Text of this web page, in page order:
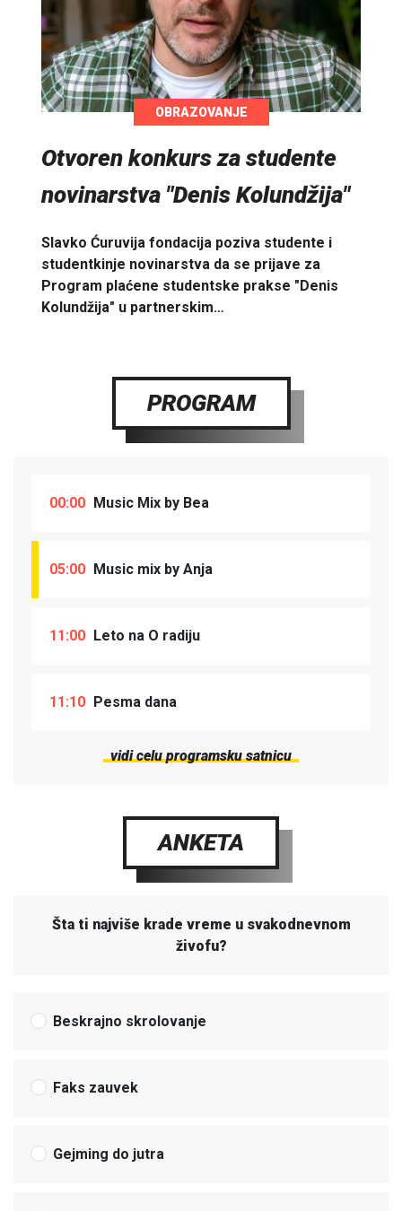
OBRAZOVANJE
Otvoren konkurs za studente
novinarstva "Denis Kolundžija"
Slavko Ćuruvija fondacija poziva studente i
studentkinje novinarstva da se prijave za
Program plaćene studentske prakse "Denis
Kolundžija" u partnerskim…
PROGRAM
00:00 Music Mix by Bea
05:00 Music mix by Anja
11:00 Leto na O radiju
11:10 Pesma dana
vidi celu programsku satnicu
ANKETA
Šta ti najviše krade vreme u svakodnevnom
živofu?
Beskrajno skrolovanje
Faks zauvek
Gejming do jutra